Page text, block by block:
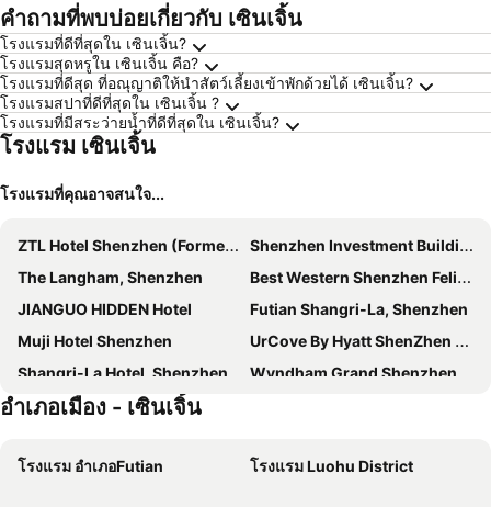
คำถามที่พบบ่อยเกี่ยวกับ เซินเจิ้น
โรงแรมที่ดีที่สุดใน เซินเจิ้น?
โรงแรมสุดหรูใน เซินเจิ้น คือ?
โรงแรมที่ดีสุด ที่อณุญาติให้นำสัตว์เลี้ยงเข้าพักด้วยได้ เซินเจิ้น?
โรงแรมสปาที่ดีที่สุดใน เซินเจิ้น ?
โรงแรมที่มีสระว่ายน้ำที่ดีที่สุดใน เซินเจิ้น?
โรงแรม เซินเจิ้น
โรงแรมที่คุณอาจสนใจ...
ZTL Hotel Shenzhen (Formerly: Days Inn Shenzhen)
Shenzhen Investment Building Hotel
The Langham, Shenzhen
Best Western Shenzhen Felicity
JIANGUO HIDDEN Hotel
Futian Shangri-La, Shenzhen
Muji Hotel Shenzhen
UrCove By Hyatt ShenZhen Bay
Shangri-La Hotel, Shenzhen
Wyndham Grand Shenzhen
Hyatt Place Shenzhen Dongmen
Metro Grand Hotel
Holiday Inn Express Shenzhen Luohu
อำเภอเมือง - เซินเจิ้น
โรงแรม อำเภอFutian โรงแรม Luohu District